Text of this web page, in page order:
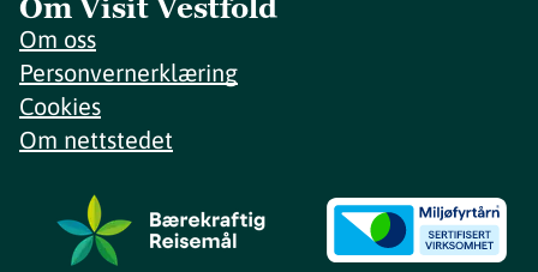
Om Visit Vestfold
Om oss
Personvernerklæring
Cookies
Om nettstedet